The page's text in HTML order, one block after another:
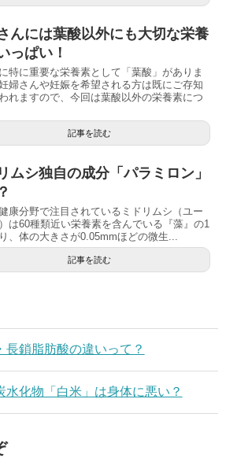
んには葉酸以外にも大切な栄養
っぱい！
特に重要な栄養素として「葉酸」がありま
婦さんや妊娠を希望される方は既にご存知
れますので、今回は葉酸以外の栄養素につ
記事を読む
ムシ独自の成分「パラミロン」
康分野で注目されているミドリムシ（ユー
は60種類近い栄養素を含んでいる『藻』の1
、体の大きさが0.05mmほどの微生...
記事を読む
長鎖脂肪酸の違いって？
水化物「白米」は身体に悪い？